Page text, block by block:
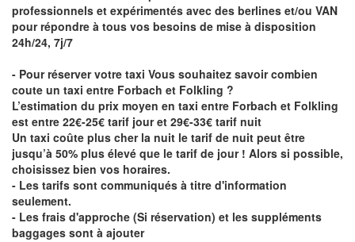
professionnels et expérimentés avec des berlines et/ou VAN
pour répondre à tous vos besoins de mise à disposition
24h/24, 7j/7
- Pour réserver votre taxi Vous souhaitez savoircombien
coute un taxi entre Forbach et Folkling ?
L’estimation du prix moyen en taxi entre Forbach et Folkling
est entre 22€-25€ tarif jour et 29€-33€ tarif nuit
Un taxi coûte plus cher la nuit le tarif de nuit peut être
jusqu’à 50% plus élevé que le tarif de jour ! Alors si possible,
choisissez bien vos horaires.
- Les tarifs sont communiqués à titre d'information
seulement.
- Les frais d'approche (Si réservation) et les suppléments
baggages sont à ajouter